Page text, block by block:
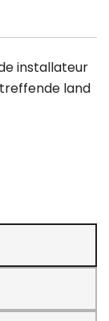
installateur
land